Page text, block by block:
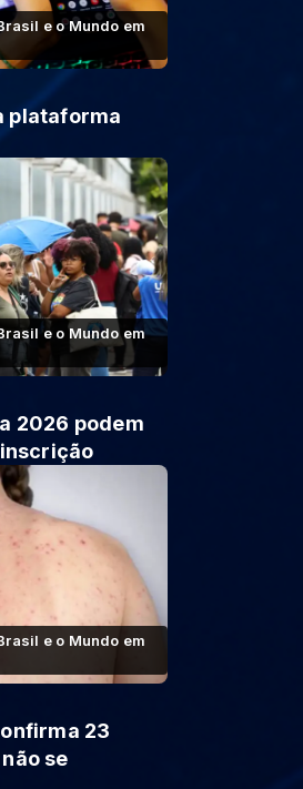
e o Mundo em
plataforma
e o Mundo em
2026 podem
e o Mundo em
23
se